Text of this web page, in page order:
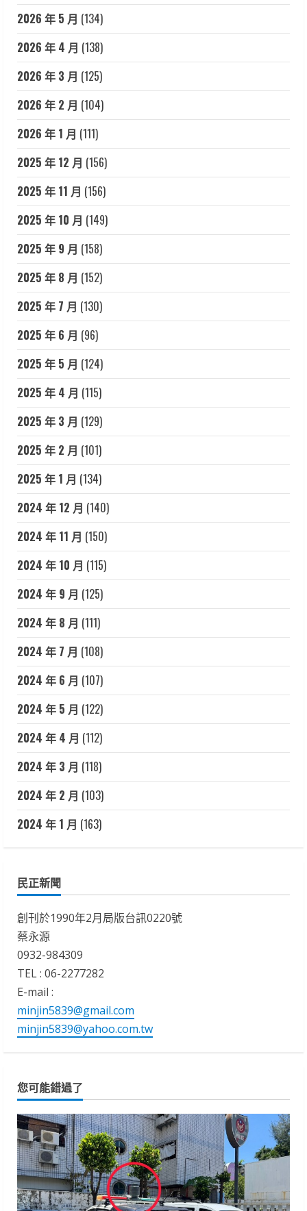
2026 年 5 月 (134)
2026 年 4 月 (138)
2026 年 3 月 (125)
2026 年 2 月 (104)
2026 年 1 月 (111)
2025 年 12 月 (156)
2025 年 11 月 (156)
2025 年 10 月 (149)
2025 年 9 月 (158)
2025 年 8 月 (152)
2025 年 7 月 (130)
2025 年 6 月 (96)
2025 年 5 月 (124)
2025 年 4 月 (115)
2025 年 3 月 (129)
2025 年 2 月 (101)
2025 年 1 月 (134)
2024 年 12 月 (140)
2024 年 11 月 (150)
2024 年 10 月 (115)
2024 年 9 月 (125)
2024 年 8 月 (111)
2024 年 7 月 (108)
2024 年 6 月 (107)
2024 年 5 月 (122)
2024 年 4 月 (112)
2024 年 3 月 (118)
2024 年 2 月 (103)
2024 年 1 月 (163)
民正新聞
創刊於1990年2月局版台訊0220號
蔡永源
0932-984309
TEL : 06-2277282
E-mail :
minjin5839@gmail.com
minjin5839@yahoo.com.tw
您可能錯過了